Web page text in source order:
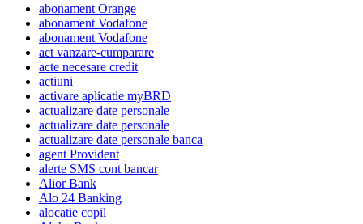
abonament Orange
abonament Vodafone
abonament Vodafone
act vanzare-cumparare
acte necesare credit
actiuni
activare aplicatie myBRD
actualizare date personale
actualizare date personale
actualizare date personale banca
agent Provident
alerte SMS cont bancar
Alior Bank
Alo 24 Banking
alocatie copil